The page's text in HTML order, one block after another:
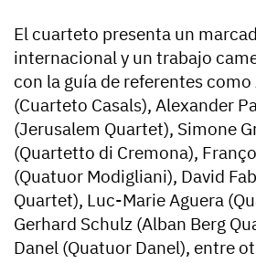
El cuarteto presenta un
internacional y un trabajo
con la guía de referentes como
(Cuarteto Casals), Alexander
(Jerusalem Quartet), Simone
(Quartetto di Cremona),
(Quatuor Modigliani), David
Quartet), Luc-Marie Aguera
Gerhard Schulz (Alban Berg
Danel (Quatuor Danel), entre